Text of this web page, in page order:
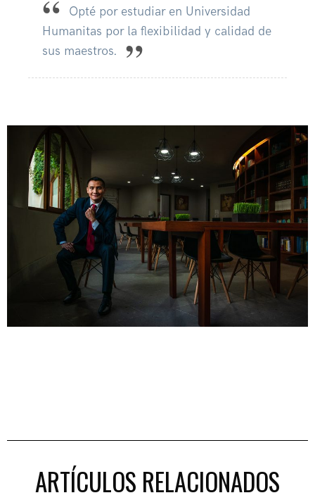
Opté por estudiar en Universidad
Humanitas por la flexibilidad y calidad de
sus maestros.
ARTÍCULOS RELACIONADOS